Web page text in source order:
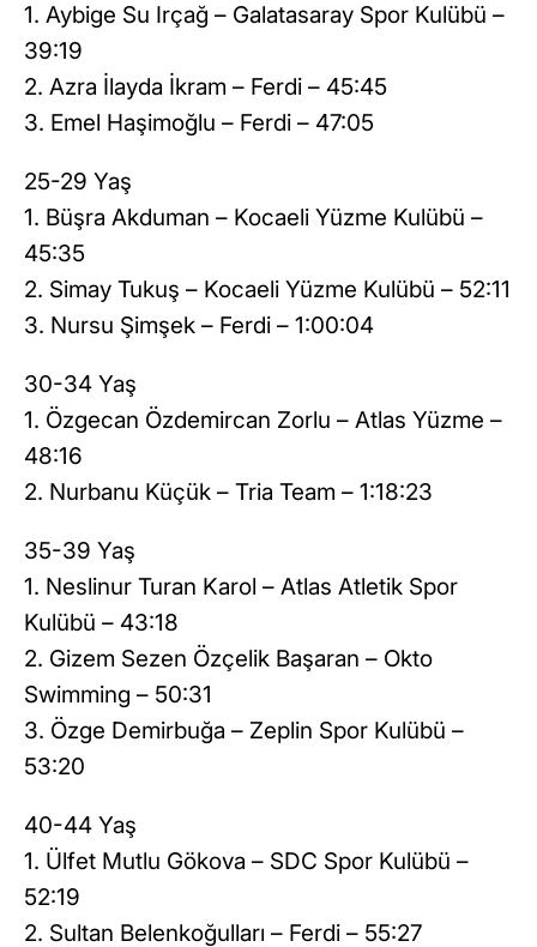
1. Aybige Su Irçağ – Galatasaray Spor Kulübü –
39:19
2. Azra İlayda İkram – Ferdi – 45:45
3. Emel Haşimoğlu – Ferdi – 47:05
25-29 Yaş
1. Büşra Akduman – Kocaeli Yüzme Kulübü –
45:35
2. Simay Tukuş – Kocaeli Yüzme Kulübü – 52:11
3. Nursu Şimşek – Ferdi – 1:00:04
30-34 Yaş
1. Özgecan Özdemircan Zorlu – Atlas Yüzme –
48:16
2. Nurbanu Küçük – Tria Team – 1:18:23
35-39 Yaş
1. Neslinur Turan Karol – Atlas Atletik Spor
Kulübü – 43:18
2. Gizem Sezen Özçelik Başaran – Okto
Swimming – 50:31
3. Özge Demirbuğa – Zeplin Spor Kulübü –
53:20
40-44 Yaş
1. Ülfet Mutlu Gökova – SDC Spor Kulübü –
52:19
2. Sultan Belenkoğulları – Ferdi – 55:27